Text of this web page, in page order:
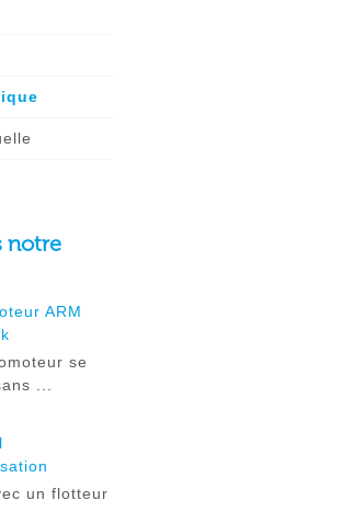
notre
ARM
se
...
un flotteur